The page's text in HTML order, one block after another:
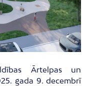
Ārtelpas un
gada 9. decembrī